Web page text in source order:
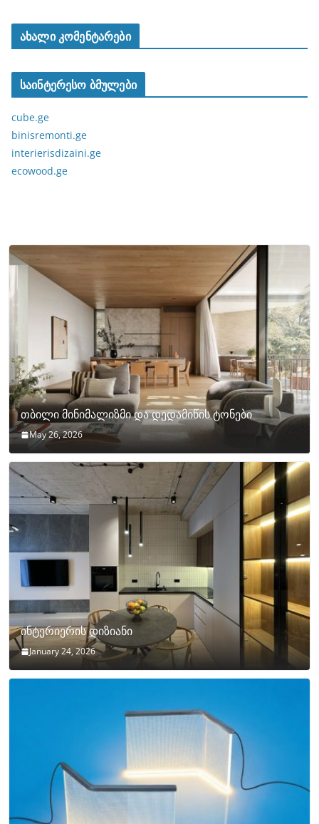
ახალი კომენტარები
საინტერესო ბმულები
cube.ge
binisremonti.ge
interierisdizaini.ge
ecowood.ge
თბილი მინიმალიზმი და დედამიწის ტონები
May 26, 2026
ინტერიერის დიზიანი
January 24, 2026